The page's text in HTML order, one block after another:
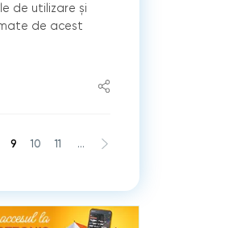
de utilizare și
de acest
9 10 11 ...